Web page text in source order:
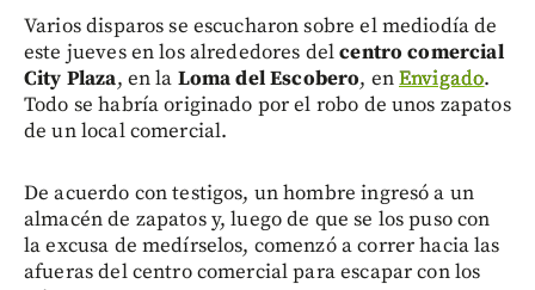
Varios disparos se escucharon sobre el mediodía de
este jueves en los alrededores delcentro comercial
City Plaza, en la Loma del Escobero, enEnvigado.
Todo se habría originado por el robo de unos zapatos
de un local comercial.
De acuerdo con testigos, un hombre ingresó a un
almacén de zapatos y, luego de que se los puso con
la excusa de medírselos, comenzó a correr hacia las
afueras del centro comercial para escapar con los